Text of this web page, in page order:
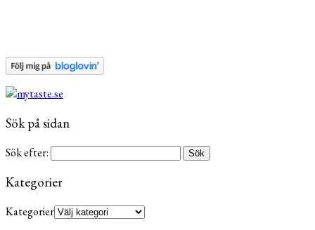
Sök på sidan
Sök efter:
Kategorier
Kategorier